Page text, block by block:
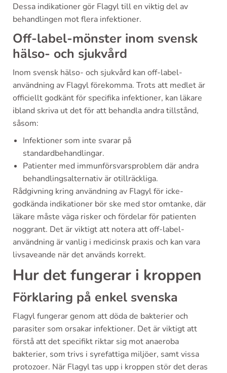
Dessa indikationer gör Flagyl till en viktig del av
behandlingen mot flera infektioner.
Off-label-mönster inom svensk
hälso- och sjukvård
Inom svensk hälso- och sjukvård kan off-label-
användning av Flagyl förekomma. Trots att medlet är
officiellt godkänt för specifika infektioner, kan läkare
ibland skriva ut det för att behandla andra tillstånd,
såsom:
Infektioner som inte svarar på
standardbehandlingar.
Patienter med immunförsvarsproblem där andra
behandlingsalternativ är otillräckliga.
Rådgivning kring användning av Flagyl för icke-
godkända indikationer bör ske med stor omtanke, där
läkare måste väga risker och fördelar för patienten
noggrant. Det är viktigt att notera att off-label-
användning är vanlig i medicinsk praxis och kan vara
livsaveande när det används korrekt.
Hur det fungerar i kroppen
Förklaring på enkel svenska
Flagyl fungerar genom att döda de bakterier och
parasiter som orsakar infektioner. Det är viktigt att
förstå att det specifikt riktar sig mot anaeroba
bakterier, som trivs i syrefattiga miljöer, samt vissa
protozoer. När Flagyl tas upp i kroppen stör det deras